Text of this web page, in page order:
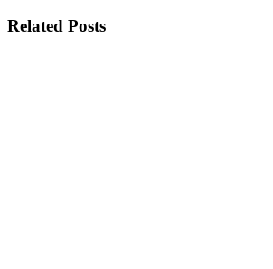
Related Posts